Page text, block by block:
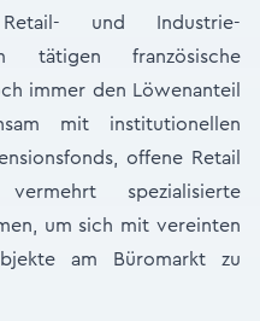
Retail- und Industrie-
tätigen französische
immer den Löwenanteil
mit institutionellen
offene Retail
spezialisierte
um sich mit vereinten
am Büromarkt zu